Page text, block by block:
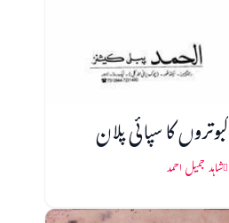
کبوتروں کا سپائی پلان
شاہد جمیل احمد